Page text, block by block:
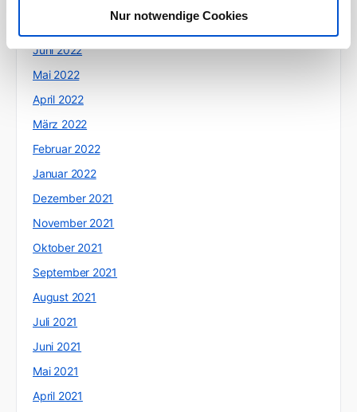
Nur notwendige Cookies
Juni 2022
Mai 2022
April 2022
März 2022
Februar 2022
Januar 2022
Dezember 2021
November 2021
Oktober 2021
September 2021
August 2021
Juli 2021
Juni 2021
Mai 2021
April 2021